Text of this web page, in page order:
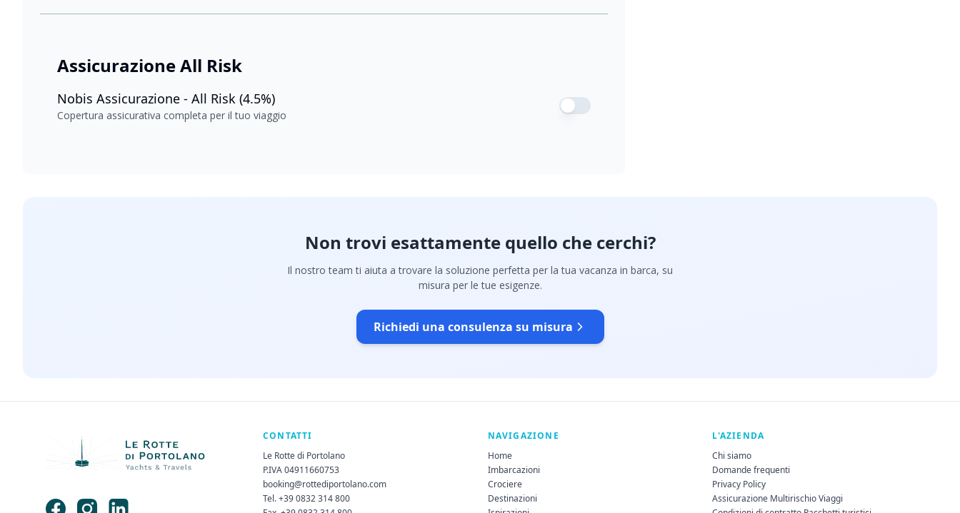
Assicurazione All Risk
Nobis Assicurazione - All Risk (4.5%)
Copertura assicurativa completa per il tuo viaggio
Non trovi esattamente quello che cerchi?
Il nostro team ti aiuta a trovare la soluzione perfetta per la tua vacanza in barca, su
misura per le tue esigenze.
Richiedi una consulenza su misura
CONTATTI
Le Rotte di Portolano
P.IVA 04911660753
booking@rottediportolano.com
Tel. +39 0832 314 800
NAVIGAZIONE
Home
Imbarcazioni
Crociere
Destinazioni
L'AZIENDA
Chi siamo
Domande frequenti
Privacy Policy
Assicurazione Multirischio Viaggi